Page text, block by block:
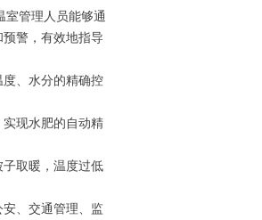
室管理人员能够通
警，有效地指导
、水分的精确控
现水肥的自动精
取暖，温度过低
、交通管理、监